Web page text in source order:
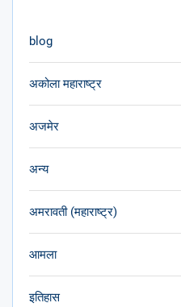
blog
अकोला महाराष्ट्र
अजमेर
अन्य
अमरावती (महाराष्ट्र)
आमला
इतिहास